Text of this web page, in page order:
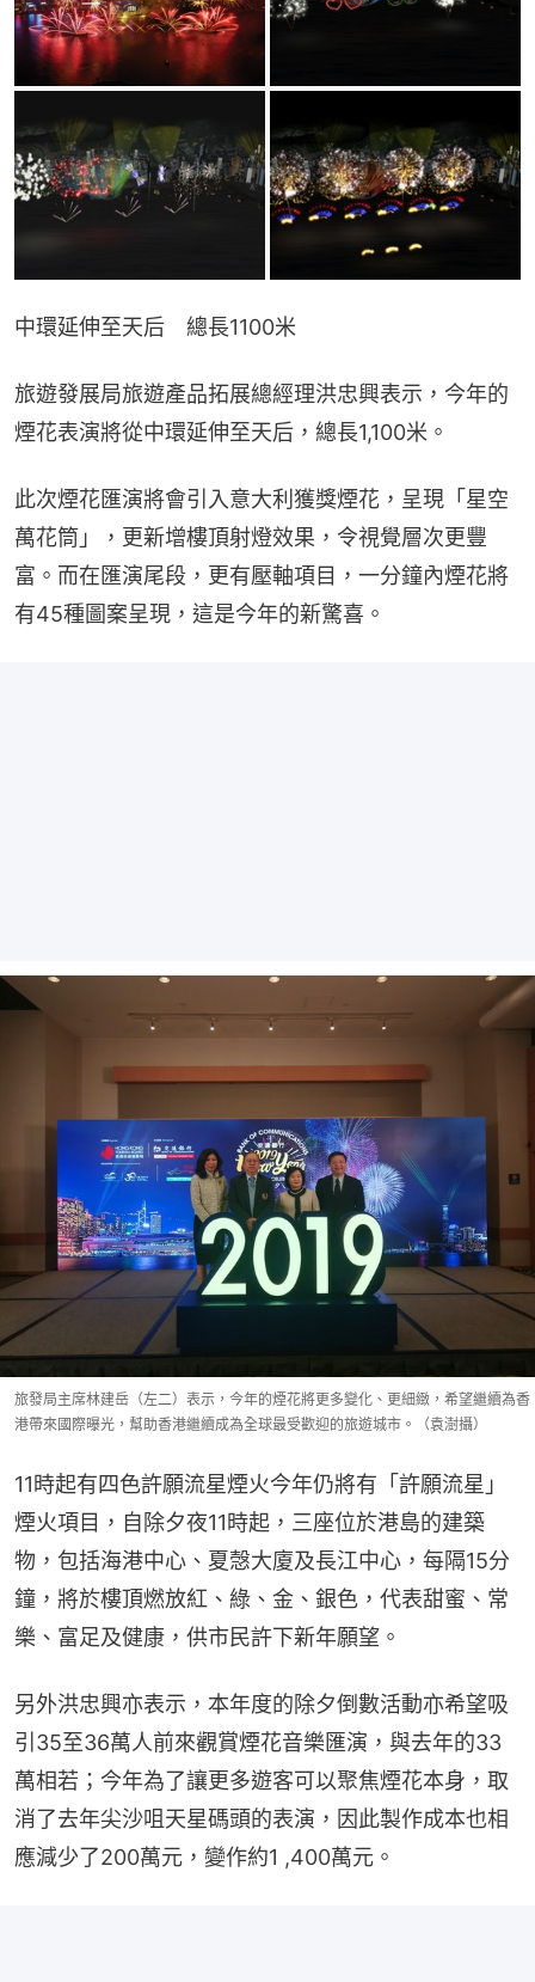
中環延伸至天后　總長1100米
旅遊發展局旅遊產品拓展總經理洪忠興表示，今年的
煙花表演將從中環延伸至天后，總長1,100米。
此次煙花匯演將會引入意大利獲獎煙花，呈現「星空
萬花筒」，更新增樓頂射燈效果，令視覺層次更豐
富。而在匯演尾段，更有壓軸項目，一分鐘內煙花將
有45種圖案呈現，這是今年的新驚喜。
旅發局主席林建岳（左二）表示，今年的煙花將更多變化、更細緻，希望繼續為香
港帶來國際曝光，幫助香港繼續成為全球最受歡迎的旅遊城市。（袁澍攝）
11時起有四色許願流星煙火今年仍將有「許願流星」
煙火項目，自除夕夜11時起，三座位於港島的建築
物，包括海港中心、夏愨大廈及長江中心，每隔15分
鐘，將於樓頂燃放紅、綠、金、銀色，代表甜蜜、常
樂、富足及健康，供市民許下新年願望。
另外洪忠興亦表示，本年度的除夕倒數活動亦希望吸
引35至36萬人前來觀賞煙花音樂匯演，與去年的33
萬相若；今年為了讓更多遊客可以聚焦煙花本身，取
消了去年尖沙咀天星碼頭的表演，因此製作成本也相
應減少了200萬元，變作約1 ,400萬元。